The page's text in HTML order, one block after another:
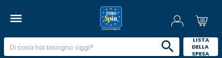
LISTA
DELLA
SPESA